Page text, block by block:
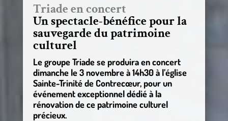
Triade en concert
Un spectacle-bénéfice pour la
sauvegarde du patrimoine
culturel
Le groupe Triade se produira en concert
dimanche le 3 novembre à 14h30 à l’église
Sainte-Trinité de Contrecœur, pour un
événement exceptionnel dédié à la
rénovation de ce patrimoine culturel
précieux.